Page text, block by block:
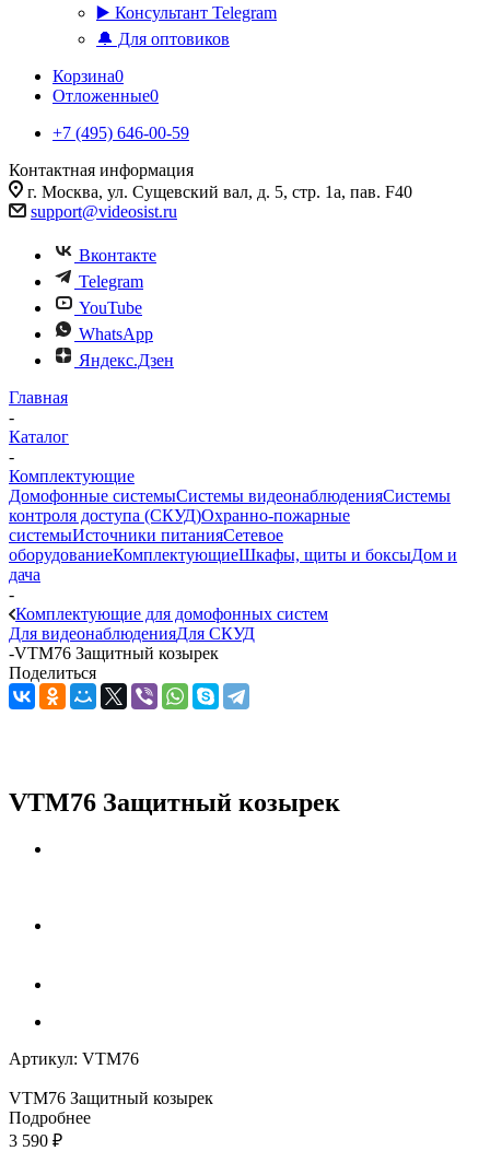
▶️ Консультант Telegram
🔔 Для оптовиков
Корзина0
Отложенные0
+7 (495) 646-00-59
Контактная информация
г. Москва, ул. Сущевский вал, д. 5, стр. 1а, пав. F40
support@videosist.ru
Вконтакте
Telegram
YouTube
WhatsApp
Яндекс.Дзен
Главная
-
Каталог
-
Комплектующие
Домофонные системыСистемы видеонаблюденияСистемы
контроля доступа (СКУД)Охранно-пожарные
системыИсточники питанияСетевое
оборудованиеКомплектующиеШкафы, щиты и боксыДом и
дача
-
Комплектующие для домофонных систем
Для видеонаблюденияДля СКУД
-VTM76 Защитный козырек
Поделиться
VTM76 Защитный козырек
Артикул: VTM76
VTM76 Защитный козырек
Подробнее
3 590 ₽